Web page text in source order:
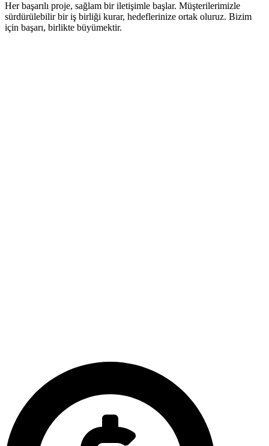
Her başarılı proje, sağlam bir iletişimle başlar. Müşterilerimizle
sürdürülebilir bir iş birliği kurar, hedeflerinize ortak oluruz. Bizim
için başarı, birlikte büyümektir.